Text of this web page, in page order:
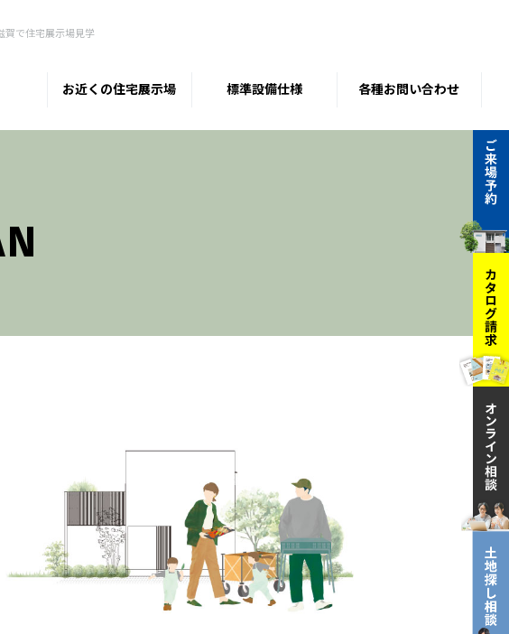
賀で住宅展示場見学
お近くの住宅展示場 標準設備仕様 各種お問い合わせ